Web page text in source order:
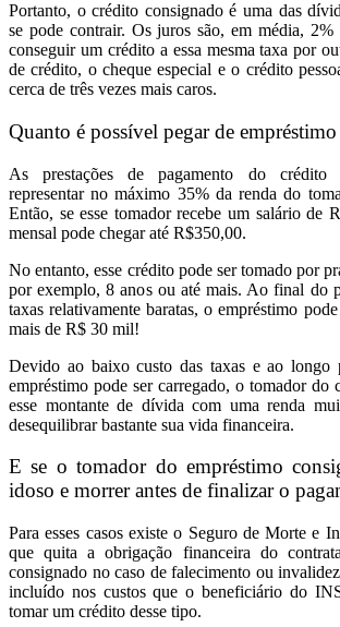
Portanto, o crédito consignado é uma das
se pode contrair. Os juros são, em média,
conseguir um crédito a essa mesma taxa por
de crédito, o cheque especial e o crédito
cerca de três vezes mais caros.
Quanto é possível pegar de
As prestações de pagamento do crédito
representar no máximo 35% da renda do
Então, se esse tomador recebe um salário de
mensal pode chegar até R$350,00.
No entanto, esse crédito pode ser tomado por
por exemplo, 8 anos ou até mais. Ao final do
taxas relativamente baratas, o empréstimo
mais de R$ 30 mil!
Devido ao baixo custo das taxas e ao longo
empréstimo pode ser carregado, o tomador do
esse montante de dívida com uma renda
desequilibrar bastante sua vida financeira.
E se o tomador do empréstimo
idoso e morrer antes de finalizar o
Para esses casos existe o Seguro de Morte e
que quita a obrigação financeira do
consignado no caso de falecimento ou
incluído nos custos que o beneficiário do
tomar um crédito desse tipo.